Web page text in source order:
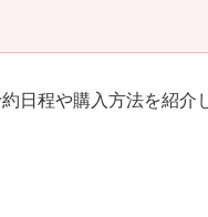
日程や購入方法を紹介